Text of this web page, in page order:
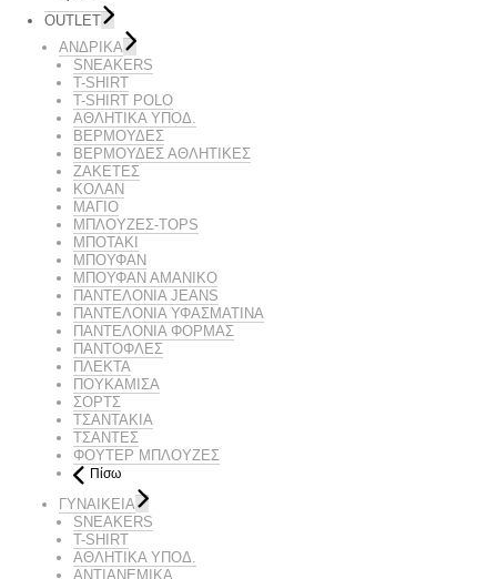
OUTLET
ΑΝΔΡΙΚΑ
SNEAKERS
T-SHIRT
T-SHIRT POLO
ΑΘΛΗΤΙΚΑ ΥΠΟΔ.
ΒΕΡΜΟΥΔΕΣ
ΒΕΡΜΟΥΔΕΣ ΑΘΛΗΤΙΚΕΣ
ΖΑΚΕΤΕΣ
ΚΟΛΑΝ
ΜΑΓΙΟ
ΜΠΛΟΥΖΕΣ-TOPS
ΜΠΟΤΑΚΙ
ΜΠΟΥΦΑΝ
ΜΠΟΥΦΑΝ ΑΜΑΝΙΚΟ
ΠΑΝΤΕΛΟΝΙΑ JEANS
ΠΑΝΤΕΛΟΝΙΑ ΥΦΑΣΜΑΤΙΝΑ
ΠΑΝΤΕΛΟΝΙΑ ΦΟΡΜΑΣ
ΠΑΝΤΟΦΛΕΣ
ΠΛΕΚΤΑ
ΠΟΥΚΑΜΙΣΑ
ΣΟΡΤΣ
ΤΣΑΝΤΑΚΙΑ
ΤΣΑΝΤΕΣ
ΦΟΥΤΕΡ ΜΠΛΟΥΖΕΣ
Πίσω
ΓΥΝΑΙΚΕΙΑ
SNEAKERS
T-SHIRT
ΑΘΛΗΤΙΚΑ ΥΠΟΔ.
ΑΝΤΙΑΝΕΜΙΚΑ